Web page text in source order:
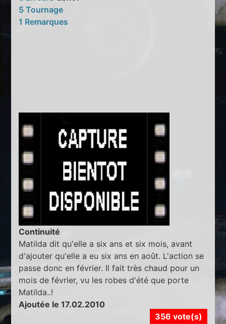
5 Tournage
1 Remarques
Continuité
Matilda dit qu'elle a six ans et six mois, avant
d'ajouter qu'elle a eu six ans en août. L'action se
passe donc en février. Il fait très chaud pour un
mois de février, vu les robes d'été que porte
Matilda..!
Ajoutée le 17.02.2010
356 vote(s)